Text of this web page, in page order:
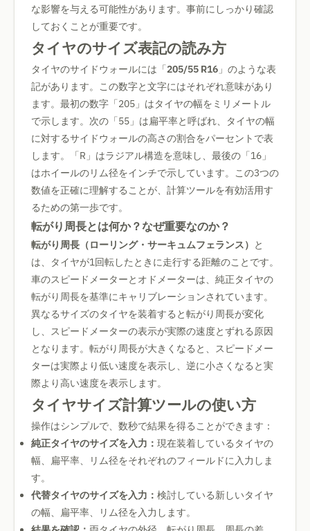
な影響を与える可能性があります。事前にしっかり確認
しておくことが重要です。
タイヤのサイズ表記の読み方
タイヤのサイドウォールには「205/55 R16 」のような表
記があります。この数字と文字にはそれぞれ意味があり
ます。最初の数字「205」はタイヤの幅をミリメートル
で示します。次の「55」は扁平率と呼ばれ、タイヤの幅
に対するサイドウォールの高さの割合をパーセントで表
します。「R」はラジアル構造を意味し、最後の「16」
はホイールのリム径をインチで示しています。この3つの
数値を正確に理解することが、計算ツールを有効活用す
るための第一歩です。
転がり周長とは何か？なぜ重要なのか？
転がり周長（ローリング・サーキュムフェランス） と
は、タイヤが1回転したときに走行する距離のことです。
車のスピードメーターとオドメーターは、純正タイヤの
転がり周長を基準にキャリブレーションされています。
異なるサイズのタイヤを装着すると転がり周長が変化
し、スピードメーターの表示が実際の速度とずれる原因
となります。転がり周長が大きくなると、スピードメー
ターは実際より低い速度を表示し、逆に小さくなると実
際より高い速度を表示します。
タイヤサイズ計算ツールの使い方
操作はシンプルで、数秒で結果を得ることができます：
純正タイヤのサイズを入力： 現在装着しているタイヤの
幅、扁平率、リム径をそれぞれのフィールドに入力しま
す。
代替タイヤのサイズを入力： 検討している新しいタイヤ
の幅、扁平率、リム径を入力します。